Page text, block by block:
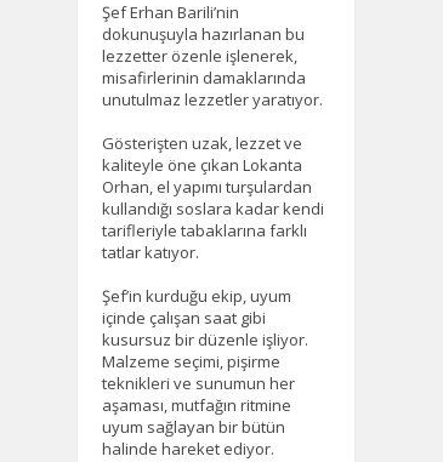
Şef Erhan Barili’nin
dokunuşuyla hazırlanan bu
lezzetter özenle işlenerek,
misafirlerinin damaklarında
unutulmaz lezzetler yaratıyor.
Gösterişten uzak, lezzet ve
kaliteyle öne çıkan Lokanta
Orhan, el yapımı turşulardan
kullandığı soslara kadar kendi
tarifleriyle tabaklarına farklı
tatlar katıyor.
Şef’in kurduğu ekip, uyum
içinde çalışan saat gibi
kusursuz bir düzenle işliyor.
Malzeme seçimi, pişirme
teknikleri ve sunumun her
aşaması, mutfağın ritmine
uyum sağlayan bir bütün
halinde hareket ediyor.